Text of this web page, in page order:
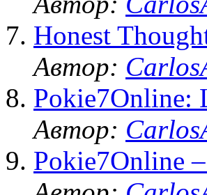
Honest
Автор:
Pokie7Online:
Автор:
Pokie7Online